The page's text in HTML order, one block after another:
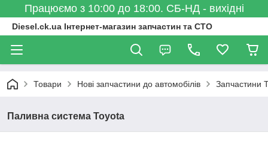
Працюємо з 10:00 до 18:00. СБ-НД - вихідні
Diesel.ck.ua Інтернет-магазин запчастин та СТО
Товари Нові запчастини до автомобілів Запчастини
Паливна система Toyota